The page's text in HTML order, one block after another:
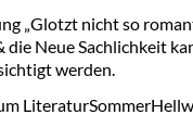
„Glotzt nicht so
die Neue Sachlichkeit
werden.